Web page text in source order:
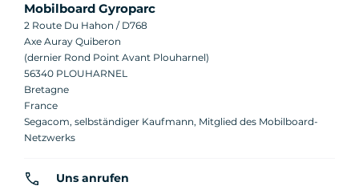
Mobilboard Gyroparc
2 Route Du Hahon / D768
Axe Auray Quiberon
(dernier Rond Point Avant Plouharnel)
56340 PLOUHARNEL
Bretagne
France
Segacom, selbständiger Kaufmann, Mitglied des Mobilboard-
Netzwerks
Uns anrufen